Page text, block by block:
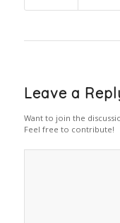
Leave a
Want to join the
Feel free to contribute!